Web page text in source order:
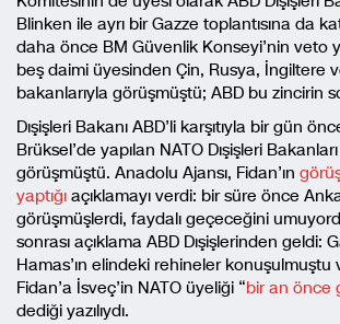
Blinken ile ayrı bir Gazze toplantısına da
daha önce BM Güvenlik Konseyi’nin veto
beş daimi üyesinden Çin, Rusya, İngiltere
bakanlarıyla görüşmüştü; ABD bu zincirin
Dışişleri Bakanı ABD’li karşıtıyla bir gün
Brüksel’de yapılan NATO Dışişleri
görüşmüştü. Anadolu Ajansı, Fidan’ın
yaptığı açıklamayı verdi: bir süre önce
görüşmüşlerdi, faydalı geçeceğini
sonrası açıklama ABD Dışişlerinden geldi:
Hamas’ın elindeki rehineler konuşulmuştu
Fidan’a İsveç’in NATO üyeliği “bir an önce
dediği yazılıydı.